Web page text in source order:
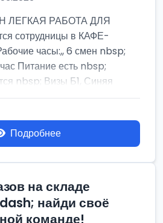
РАБОТА ДЛЯ
сотрудницы в КАФЕ-
часы:,, 6 смен nbsp;
Питание есть nbsp;
nbsp; Визы Б1, Синяя
Подробнее
на складе
найди своё
команде!